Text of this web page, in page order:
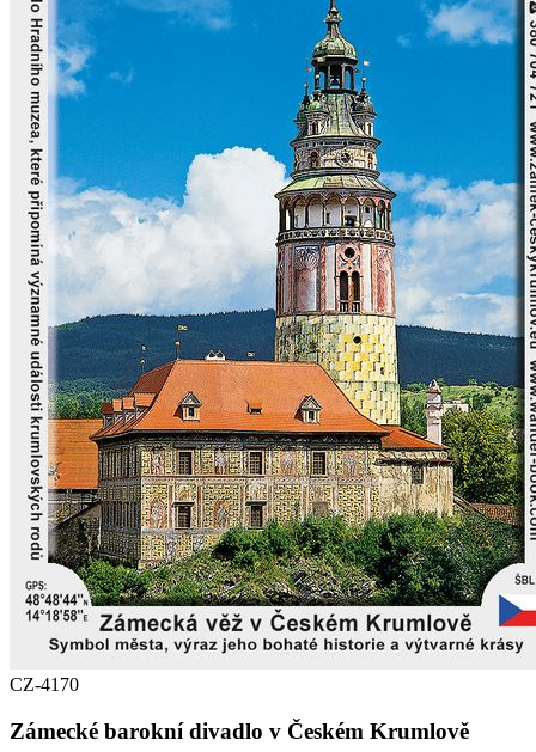
CZ-4170
Zámecké barokní divadlo v Českém Krumlově